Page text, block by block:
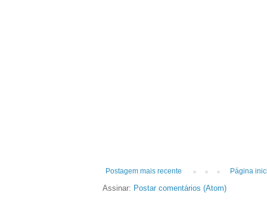
Postagem mais recente Página
Assinar: Postar comentários (Atom)